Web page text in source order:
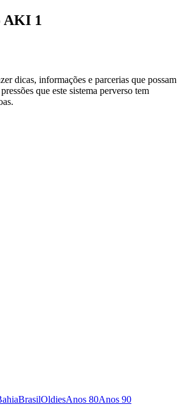
AKI 1
dicas, informações e parcerias que possam
que este sistema perverso tem
BrasilOldiesAnos 80Anos 90